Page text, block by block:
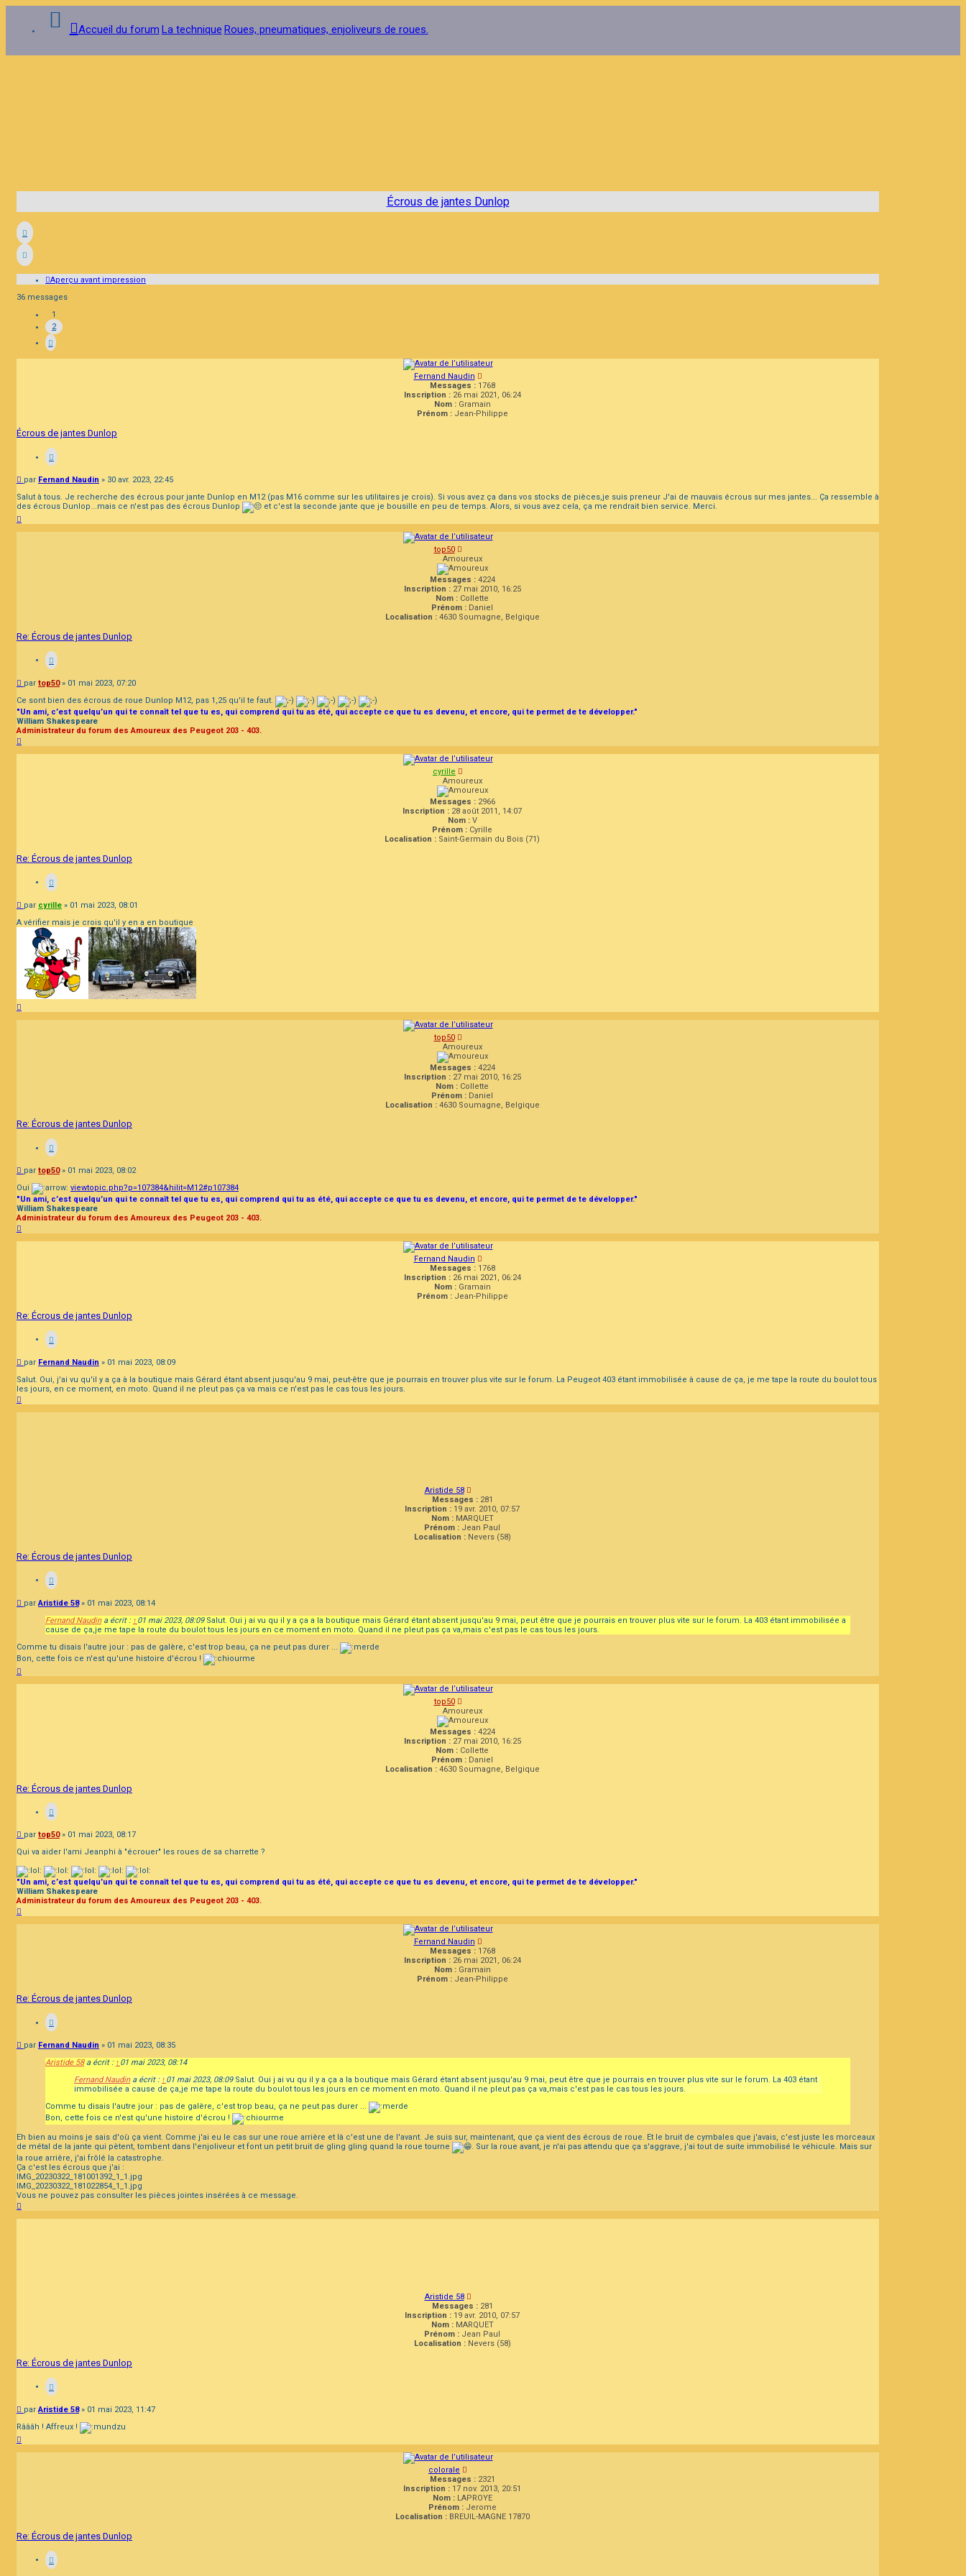
Accueil du forum La technique Roues, pneumatiques, enjoliveurs de roues.
Écrous de jantes Dunlop
Aperçu avant impression
36 messages
1
2
Fernand Naudin
Messages :1768
Inscription :26 mai 2021, 06:24
Nom :Gramain
Prénom :Jean-Philippe
Écrous de jantes Dunlop
Message
par Fernand Naudin » 30 avr. 2023, 22:45
Salut à tous. Je recherche des écrous pour jante Dunlop en M12 (pas M16 comme sur les utilitaires je crois). Si vous avez ça dans vos stocks de pièces,je suis preneur J'ai de mauvais écrous sur mes jantes... Ça ressemble à
des écrous Dunlop...mais ce n'est pas des écrous Dunlop
et c'est la seconde jante que je bousille en peu de temps. Alors, si vous avez cela, ça me rendrait bien service. Merci.
top50
Amoureux
Messages :4224
Inscription :27 mai 2010, 16:25
Nom : Collette
Prénom : Daniel
Localisation :4630 Soumagne, Belgique
Re: Écrous de jantes Dunlop
Message
par top50» 01 mai 2023, 07:20
Ce sont bien des écrous de roue Dunlop M12, pas 1,25 qu'il te faut.
"Un ami, c’est quelqu’un qui te connaît tel que tu es, qui comprend qui tu as été, qui accepte ce que tu es devenu, et encore, qui te permet de te développer."
William Shakespeare
Administrateur du forum des Amoureux des Peugeot 203 - 403.
cyrille
Amoureux
Messages :2966
Inscription : 28 août 2011, 14:07
Nom :V
Prénom : Cyrille
Localisation : Saint-Germain du Bois (71)
Re: Écrous de jantes Dunlop
Message
par cyrille » 01 mai 2023, 08:01
A vérifier mais je crois qu'il y en a en boutique
top50
Amoureux
Messages :4224
Inscription :27 mai 2010, 16:25
Nom : Collette
Prénom : Daniel
Localisation :4630 Soumagne, Belgique
Re: Écrous de jantes Dunlop
Message
par top50» 01 mai 2023, 08:02
Oui
viewtopic.php?p=107384&hilit=M12#p107384
"Un ami, c’est quelqu’un qui te connaît tel que tu es, qui comprend qui tu as été, qui accepte ce que tu es devenu, et encore, qui te permet de te développer."
William Shakespeare
Administrateur du forum des Amoureux des Peugeot 203 - 403.
Fernand Naudin
Messages :1768
Inscription :26 mai 2021, 06:24
Nom :Gramain
Prénom :Jean-Philippe
Re: Écrous de jantes Dunlop
Message
par Fernand Naudin » 01 mai 2023, 08:09
Salut. Oui, j'ai vu qu'il y a ça à la boutique mais Gérard étant absent jusqu'au 9 mai, peut-être que je pourrais en trouver plus vite sur le forum. La Peugeot 403 étant immobilisée à cause de ça, je me tape la route du boulot tous
les jours, en ce moment, en moto. Quand il ne pleut pas ça va mais ce n'est pas le cas tous les jours.
Aristide 58
Messages :281
Inscription : 19 avr. 2010, 07:57
Nom :MARQUET
Prénom : Jean Paul
Localisation :Nevers (58)
Re: Écrous de jantes Dunlop
Message
parAristide 58» 01 mai 2023, 08:14
Fernand Naudina écrit : ↑ 01 mai 2023, 08:09Salut. Oui j ai vu qu il y a ça a la boutique mais Gérard étant absent jusqu'au 9 mai, peut être que je pourrais en trouver plus vite sur le forum. La 403 étant immobilisée a
cause de ça,je me tape la route du boulot tous les jours en ce moment en moto. Quand il ne pleut pas ça va,mais c'est pas le cas tous les jours.
Comme tu disais l'autre jour : pas de galère, c'est trop beau, ça ne peut pas durer ...
Bon, cette fois ce n'est qu'une histoire d'écrou !
top50
Amoureux
Messages :4224
Inscription :27 mai 2010, 16:25
Nom : Collette
Prénom : Daniel
Localisation :4630 Soumagne, Belgique
Re: Écrous de jantes Dunlop
Message
par top50» 01 mai 2023, 08:17
Qui va aider l'ami Jeanphi à "écrouer" les roues de sa charrette ?
"Un ami, c’est quelqu’un qui te connaît tel que tu es, qui comprend qui tu as été, qui accepte ce que tu es devenu, et encore, qui te permet de te développer."
William Shakespeare
Administrateur du forum des Amoureux des Peugeot 203 - 403.
Fernand Naudin
Messages :1768
Inscription :26 mai 2021, 06:24
Nom :Gramain
Prénom :Jean-Philippe
Re: Écrous de jantes Dunlop
Message
par Fernand Naudin » 01 mai 2023, 08:35
Aristide 58a écrit : ↑ 01 mai 2023, 08:14
Fernand Naudina écrit : ↑ 01 mai 2023, 08:09Salut. Oui j ai vu qu il y a ça a la boutique mais Gérard étant absent jusqu'au 9 mai, peut être que je pourrais en trouver plus vite sur le forum. La 403 étant
immobilisée a cause de ça,je me tape la route du boulot tous les jours en ce moment en moto. Quand il ne pleut pas ça va,mais c'est pas le cas tous les jours.
Comme tu disais l'autre jour : pas de galère, c'est trop beau, ça ne peut pas durer ...
Bon, cette fois ce n'est qu'une histoire d'écrou !
Eh bien au moins je sais d'où ça vient. Comme j'ai eu le cas sur une roue arrière et là c'est une de l'avant. Je suis sur, maintenant, que ça vient des écrous de roue. Et le bruit de cymbales que j'avais, c'est juste les morceaux
de métal de la jante qui pètent, tombent dans l'enjoliveur et font un petit bruit de gling gling quand la roue tourne
. Sur la roue avant, je n'ai pas attendu que ça s'aggrave, j'ai tout de suite immobilisé le véhicule. Mais sur
la roue arrière, j'ai frôlé la catastrophe.
Ça c'est les écrous que j'ai :
IMG_20230322_181001392_1_1.jpg
IMG_20230322_181022854_1_1.jpg
Vous ne pouvez pas consulter les pièces jointes insérées à ce message.
Aristide 58
Messages :281
Inscription : 19 avr. 2010, 07:57
Nom :MARQUET
Prénom : Jean Paul
Localisation :Nevers (58)
Re: Écrous de jantes Dunlop
Message
parAristide 58» 01 mai 2023, 11:47
Râââh ! Affreux !
colorale
Messages :2321
Inscription : 17 nov. 2013, 20:51
Nom :LAPROYE
Prénom :Jerome
Localisation :BREUIL-MAGNE 17870
Re: Écrous de jantes Dunlop